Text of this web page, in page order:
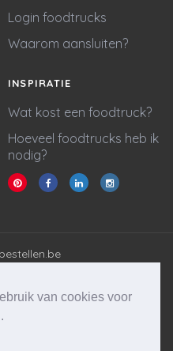
van cookies voor
Login foodtrucks
Waarom aansluiten?
INSPIRATIE
Wat kost een foodtruck?
Hoeveel foodtrucks heb ik
nodig?